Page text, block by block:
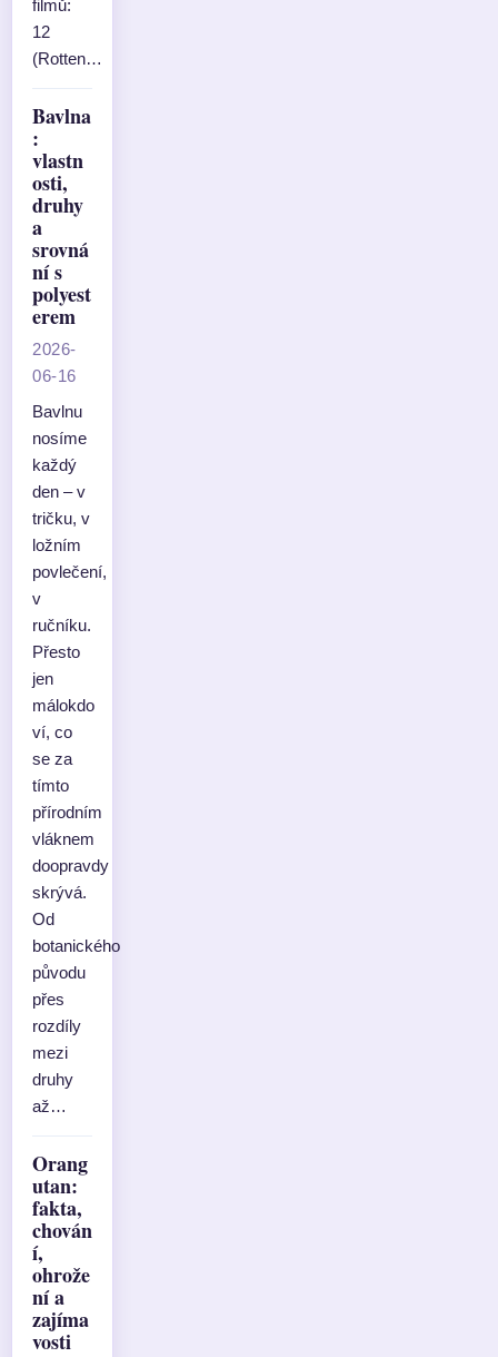
filmů:
12
(Rotten…
Bavlna
:
vlastn
osti,
druhy
a
srovná
ní s
polyest
erem
2026-
06-16
Bavlnu
nosíme
každý
den – v
tričku, v
ložním
povlečení,
v
ručníku.
Přesto
jen
málokdo
ví, co
se za
tímto
přírodním
vláknem
doopravdy
skrývá.
Od
botanického
původu
přes
rozdíly
mezi
druhy
až…
Orang
utan:
fakta,
chován
í,
ohrože
ní a
zajíma
vosti